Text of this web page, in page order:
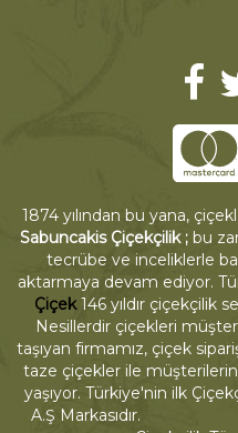
1874 yılından bu yana,
Sabuncakis Çiçekçilik ; bu
tecrübe ve inceliklerle
aktarmaya devam ediyor.
Çiçek146 yıldır çiçekçilik
Nesillerdir çiçekleri
taşıyan firmamız, çiçek
taze çiçekler ile
yaşıyor. Türkiye'nin ilk
A.Ş Markasıdır.